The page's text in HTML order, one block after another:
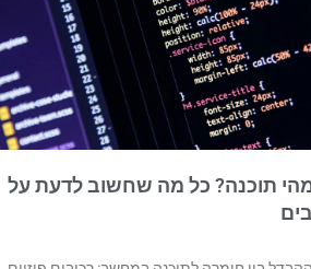
תוכנה? כל מה שחשוב לדעת על